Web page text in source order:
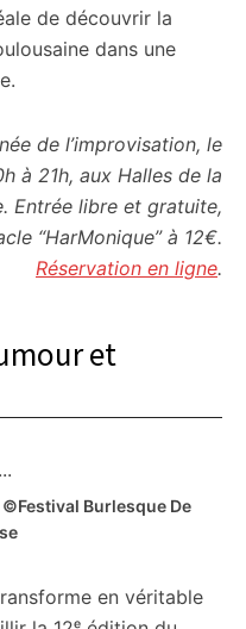
de découvrir la
dans une
de l’improvisation, le
à 21h, aux Halles de la
Entrée libre et gratuite,
“HarMonique” à 12€.
Réservation en ligne.
et
Burlesque De
en véritable